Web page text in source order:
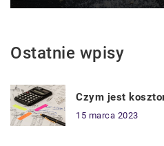
Ostatnie wpisy
Czym jest
15 marca 2023